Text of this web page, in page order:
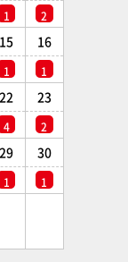
1 2
15
1
16
1
22
4
23
2
29
1
30
1